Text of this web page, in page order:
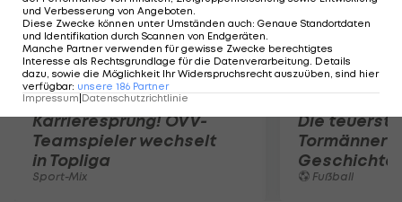
Karrieresprung! ÖVV-
Teamspieler wechselt
in Topliga
Sport-Mix
Die
Tormänner
Geschichte
Fußball
und Verbesserung von Angeboten.
Diese Zwecke können unter Umständen auch: Genaue Standortdaten
und Identifikation durch Scannen von Endgeräten.
Manche Partner verwenden für gewisse Zwecke berechtigtes
Interesse als Rechtsgrundlage für die Datenverarbeitung. Details
dazu, sowie die Möglichkeit Ihr Widerspruchsrecht auszuüben, sind hier
verfügbar: unsere 186 Partner
Impressum Datenschutzrichtlinie